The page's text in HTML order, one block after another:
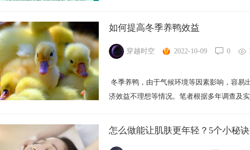
如何提高冬季养鸭效益
穿越时空 2022-10-09 0
冬季养鸭，由于气候环境等因素影响，容易
济效益不理想等情况。笔者根据多年调查及
怎么做能让肌肤更年轻？5个小秘